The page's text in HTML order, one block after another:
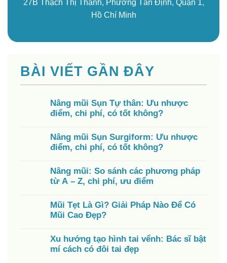
27B Thạch Thị Thanh, Phường Tân Định, Quận 1,
Hồ Chí Minh
BÀI VIẾT GẦN ĐÂY
Nâng mũi Sụn Tự thân: Ưu nhược
điểm, chi phí, có tốt không?
Nâng mũi Sụn Surgiform: Ưu nhược
điểm, chi phí, có tốt không?
Nâng mũi: So sánh các phương pháp
từ A – Z, chi phí, ưu điểm
Mũi Tẹt Là Gì? Giải Pháp Nào Để Có
Mũi Cao Đẹp?
Xu hướng tạo hình tai vểnh: Bác sĩ bật
mí cách có đôi tai đẹp